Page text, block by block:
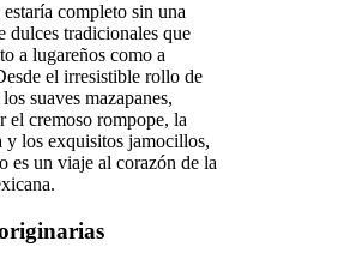
completo sin una
dulces tradicionales que
a lugareños como a
el irresistible rollo de
suaves mazapanes,
el cremoso rompope, la
y los exquisitos jamocillos,
es un viaje al corazón de la